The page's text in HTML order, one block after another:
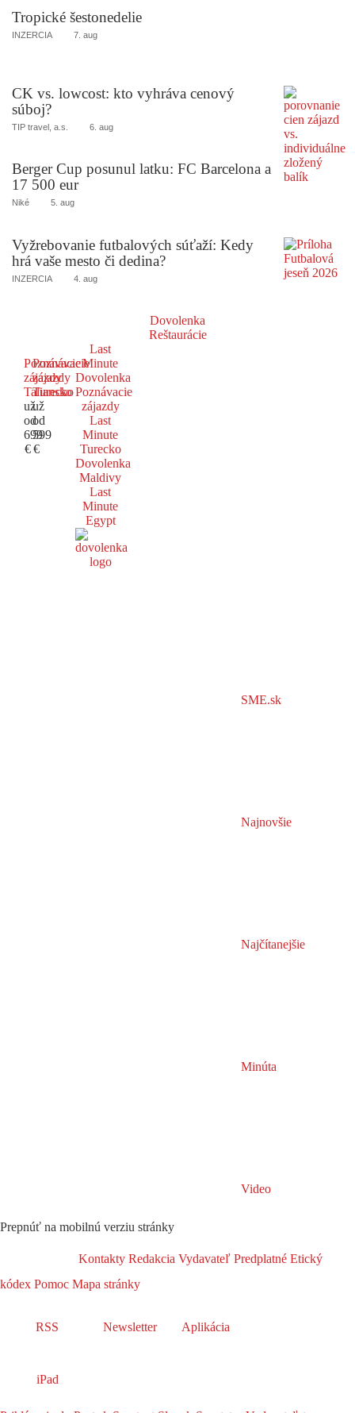
Tropické šestonedelie
INZERCIA 7. aug
CK vs. lowcost: kto vyhráva cenový
súboj?
TIP travel, a.s. 6. aug
Berger Cup posunul latku: FC Barcelona a
17 500 eur
Niké 5. aug
Vyžrebovanie futbalových súťaží: Kedy
hrá vaše mesto či dedina?
INZERCIA 4. aug
Dovolenka
Reštaurácie
Poznávacie
zájazdy
Taliansko
už
od
699
€
Poznávacie
zájazdy
Turecko
už
od
599
€
Last
Minute
Dovolenka
Poznávacie
zájazdy
Last
Minute
Turecko
Dovolenka
Maldivy
Last
Minute
Egypt
SME.sk
Najnovšie
Najčítanejšie
Minúta
Video
Prepnúť na mobilnú verziu stránky
Kontakty Redakcia Vydavateľ Predplatné Etický
kódex Pomoc Mapa stránky
RSS Newsletter Aplikácia
iPad